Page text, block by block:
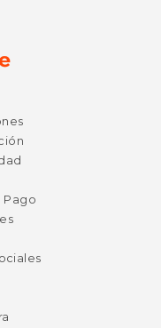
50%
dcto.
Pago